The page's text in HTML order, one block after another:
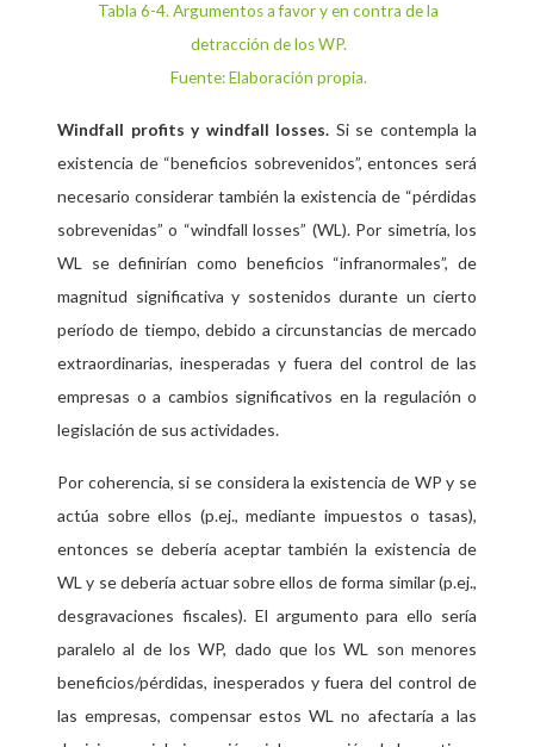
Tabla 6-4. Argumentos a favor y en contra de la
detracción de los WP.
Fuente: Elaboración propia.
Windfall profits y windfall losses. Si se contempla la
existencia de “beneficios sobrevenidos”, entonces será
necesario considerar también la existencia de “pérdidas
sobrevenidas” o “windfall losses” (WL). Por simetría, los
WL se definirían como beneficios “infranormales”, de
magnitud significativa y sostenidos durante un cierto
período de tiempo, debido a circunstancias de mercado
extraordinarias, inesperadas y fuera del control de las
empresas o a cambios significativos en la regulación o
legislación de sus actividades.
Por coherencia, si se considera la existencia de WP y se
actúa sobre ellos (p.ej., mediante impuestos o tasas),
entonces se debería aceptar también la existencia de
WL y se debería actuar sobre ellos de forma similar (p.ej.,
desgravaciones fiscales). El argumento para ello sería
paralelo al de los WP, dado que los WL son menores
beneficios/pérdidas, inesperados y fuera del control de
las empresas, compensar estos WL no afectaría a las